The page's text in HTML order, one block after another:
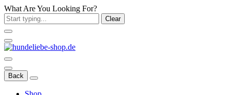
What Are You Looking For?
Clear
Back